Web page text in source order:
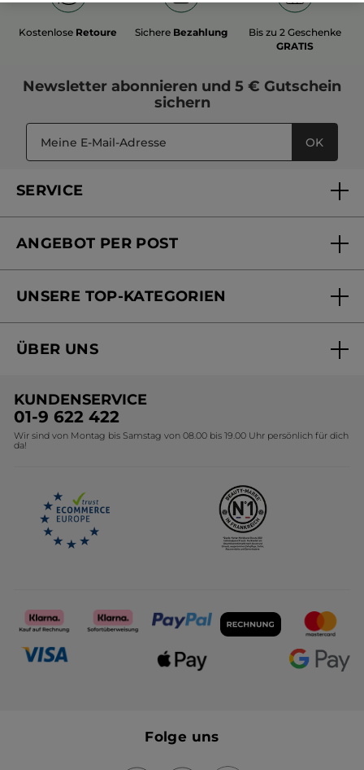
Kostenlose Retoure Sichere Bezahlung
Bis zu 2 Geschenke
GRATIS
Newsletter abonnieren und 5 € Gutschein
sichern
OK
SERVICE
Mein Konto
Online Preisliste
ANGEBOT PER POST
Versandhandel Preisliste
UNSERE TOP-KATEGORIEN
Black Friday Yves Rocher
Geschenkideen Yves Rocher
Kollektion Monoi Yves Rocher
ÜBER UNS
Umweltstiftung YR
Affiliate Programm
KUNDENSERVICE
01-9 622 422
Wir sind von Montag bis Samstag von 08.00 bis 19.00 Uhr persönlich für dich
da!
Folge uns